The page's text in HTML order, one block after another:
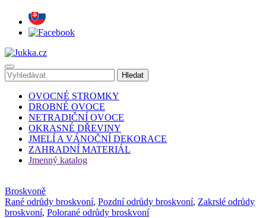
OVOCNÉ STROMKY
DROBNÉ OVOCE
NETRADIČNÍ OVOCE
OKRASNÉ DŘEVINY
JMELÍ A VÁNOČNÍ DEKORACE
ZAHRADNÍ MATERIÁL
Jmenný katalog
Broskvoně
Rané odrůdy broskvoní, Pozdní odrůdy broskvoní, Zakrslé odrůdy
broskvoní, Polorané odrůdy broskvoní